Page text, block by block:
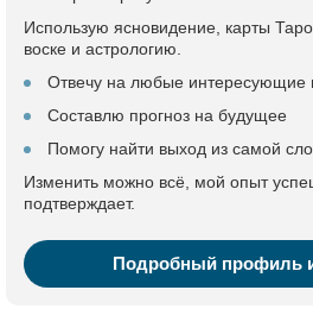
Использую ясновидение, карты
воске и астрологию.
Отвечу на любые интересующие
Составлю прогноз на будущее
Помогу найти выход из самой
Изменить можно всё, мой опыт
подтверждает.
Подробный профиль